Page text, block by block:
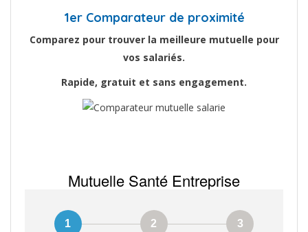
1er Comparateur de proximité
Comparez pour trouver la meilleure mutuelle pour
vos salariés.
Rapide, gratuit et sans engagement.